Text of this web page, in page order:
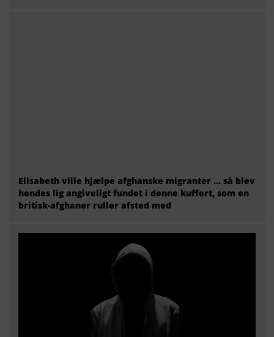
Elisabeth ville hjælpe afghanske migranter … så blev
hendes lig angiveligt fundet i denne kuffert, som en
britisk-afghaner ruller afsted med